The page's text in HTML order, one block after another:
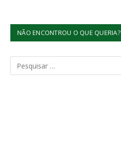
NÃO ENCONTROU O QUE QUERIA?